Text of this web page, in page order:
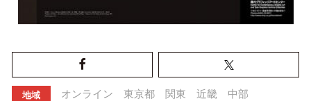
地域 オンライン 東京都 関東 近畿 中部